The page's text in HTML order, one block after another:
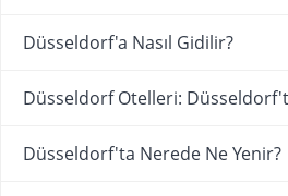
Düsseldorf'a Nasıl Gidilir?
Düsseldorf Otelleri:
Düsseldorf'ta Nerede Ne Yenir?